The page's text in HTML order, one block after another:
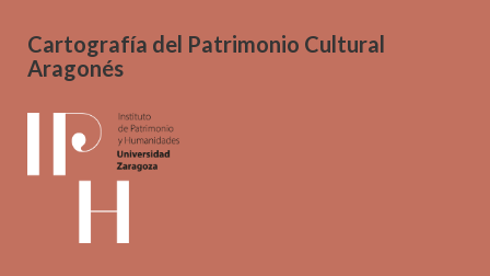
Cartografía del Patrimonio Cultural
Aragonés